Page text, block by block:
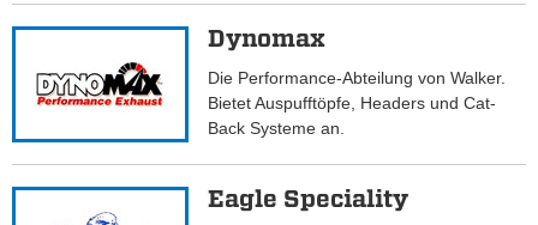
Dynomax
Die Performance-Abteilung von Walker.
Bietet Auspufftöpfe, Headers und Cat-
Back Systeme an.
Eagle Speciality